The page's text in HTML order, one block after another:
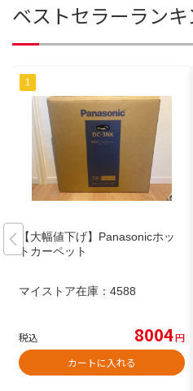
ベストセラーラン
【大幅値下げ】Panasonicホッ
トカーペット
マイストア在庫： 4588
税込 8004円
カートに入れる